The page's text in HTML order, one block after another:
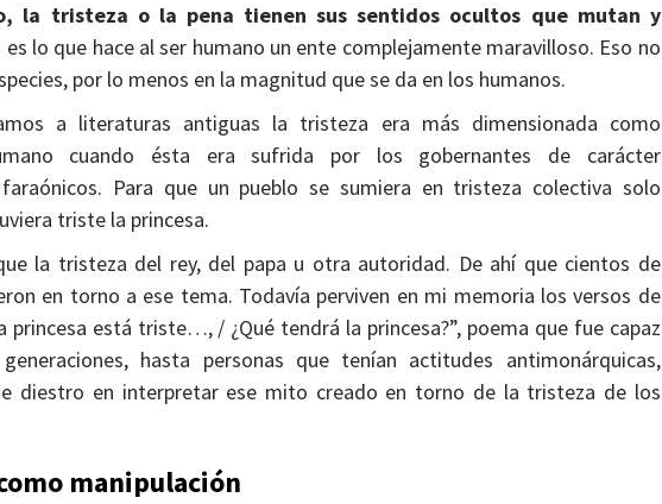
la tristeza o la pena tienen sus sentidos ocultos que mutan y
es lo que hace al ser humano un ente complejamente maravilloso. Eso no
por lo menos en la magnitud que se da en los humanos.
a literaturas antiguas la tristeza era más dimensionada como
cuando ésta era sufrida por los gobernantes de carácter
Para que un pueblo se sumiera en tristeza colectiva solo
triste la princesa.
la tristeza del rey, del papa u otra autoridad. De ahí que cientos de
en torno a ese tema. Todavía perviven en mi memoria los versos de
princesa está triste…, / ¿Qué tendrá la princesa?”, poema que fue capaz
hasta personas que tenían actitudes antimonárquicas,
diestro en interpretar ese mito creado en torno de la tristeza de los
manipulación